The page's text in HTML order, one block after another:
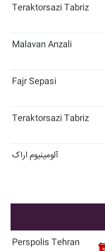
Teraktorsazi Tabriz
Malavan Anzali
Fajr Sepasi
Teraktorsazi Tabriz
آلومينيوم اراک
Perspolis Tehran